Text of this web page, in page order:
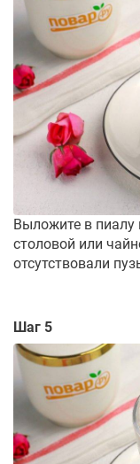
Выложите в пиалу
столовой или
отсутствовали
Шаг 5